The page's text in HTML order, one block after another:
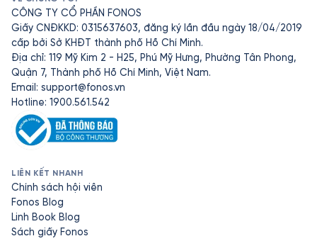
CÔNG TY CỔ PHẦN FONOS
Giấy CNĐKKD: 0315637603, đăng ký lần đầu ngày 18/04/2019
cấp bởi Sở KHĐT thành phố Hồ Chí Minh.
Địa chỉ: 119 Mỹ Kim 2 - H25, Phú Mỹ Hưng, Phường Tân Phong,
Quận 7, Thành phố Hồ Chí Minh, Việt Nam.
Email: support@fonos.vn
Hotline: 1900.561.542
LIÊN KẾT NHANH
Chính sách hội viên
Fonos Blog
Linh Book Blog
Sách giấy Fonos